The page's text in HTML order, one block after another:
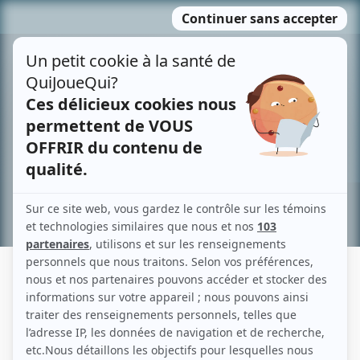
MENU
contenu
Recherche avancée »
BENOÎT GRATON
Liens
Fiche de Benoît Graton sur Showbizz.net